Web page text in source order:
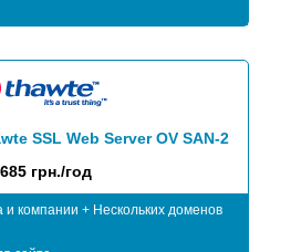
SSL Web Server OV SAN-2
грн./год
и компании + Нескольких доменов